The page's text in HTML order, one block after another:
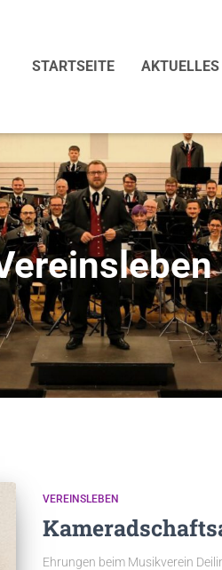
STARTSEITE AKTUELLES
VEREINSLEBEN
Ehrungen beim Musikverein